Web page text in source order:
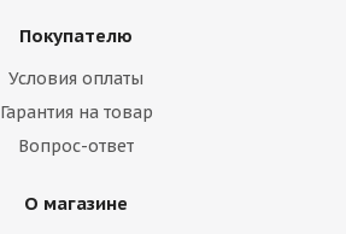
Покупателю
Условия оплаты
Гарантия на товар
Вопрос-ответ
О магазине